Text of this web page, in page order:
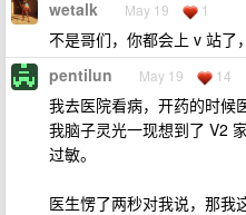
wetalk May 19 1
不是哥们，你都会上 v 站了
pentilun May 19 14
我去医院看病，开药的时候
我脑子灵光一现想到了 V2
过敏。
医生愣了两秒对我说，那我